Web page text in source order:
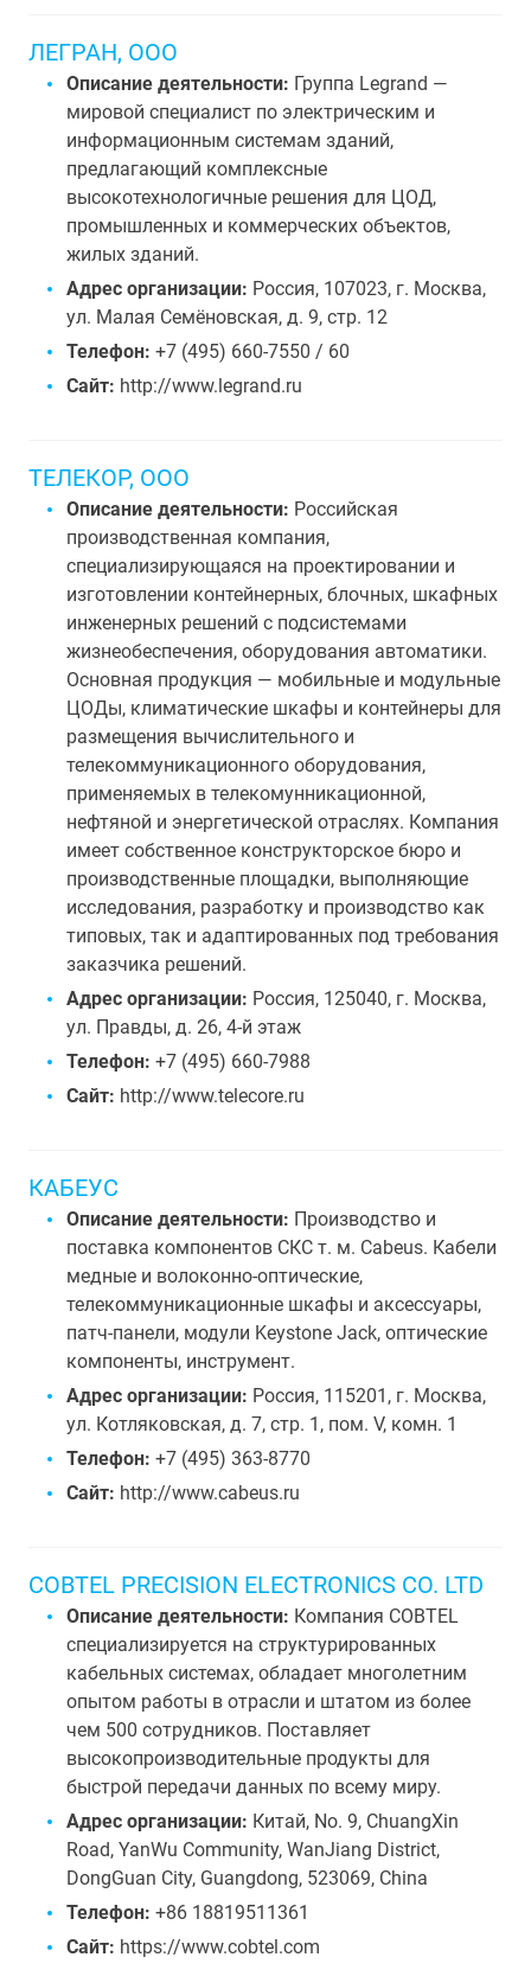
ЛЕГРАН, ООО
Описание деятельности: Группа Legrand —
мировой специалист по электрическим и
информационным системам зданий,
предлагающий комплексные
высокотехнологичные решения для ЦОД,
промышленных и коммерческих объектов,
жилых зданий.
Адрес организации: Россия, 107023, г. Москва,
ул. Малая Семёновская, д. 9, стр. 12
Телефон: +7 (495) 660-7550 / 60
Сайт: http://www.legrand.ru
ТЕЛЕКОР, ООО
Описание деятельности: Российская
производственная компания,
специализирующаяся на проектировании и
изготовлении контейнерных, блочных, шкафных
инженерных решений с подсистемами
жизнеобеспечения, оборудования автоматики.
Основная продукция — мобильные и модульные
ЦОДы, климатические шкафы и контейнеры для
размещения вычислительного и
телекоммуникационного оборудования,
применяемых в телекомунникационной,
нефтяной и энергетической отраслях. Компания
имеет собственное конструкторское бюро и
производственные площадки, выполняющие
исследования, разработку и производство как
типовых, так и адаптированных под требования
заказчика решений.
Адрес организации: Россия, 125040, г. Москва,
ул. Правды, д. 26, 4-й этаж
Телефон: +7 (495) 660-7988
Сайт: http://www.telecore.ru
КАБЕУС
Описание деятельности: Производство и
поставка компонентов СКС т. м. Cabeus. Кабели
медные и волоконно-оптические,
телекоммуникационные шкафы и аксессуары,
патч-панели, модули Keystone Jack, оптические
компоненты, инструмент.
Адрес организации: Россия, 115201, г. Москва,
ул. Котляковская, д. 7, стр. 1, пом. V, комн. 1
Телефон: +7 (495) 363-8770
Сайт: http://www.cabeus.ru
COBTEL PRECISION ELECTRONICS CO. LTD
Описание деятельности: Компания COBTEL
специализируется на структурированных
кабельных системах, обладает многолетним
опытом работы в отрасли и штатом из более
чем 500 сотрудников. Поставляет
высокопроизводительные продукты для
быстрой передачи данных по всему миру.
Адрес организации: Китай, No. 9, ChuangXin
Road, YanWu Community, WanJiang District,
DongGuan City, Guangdong, 523069, China
Телефон: +86 18819511361
Сайт: https://www.cobtel.com